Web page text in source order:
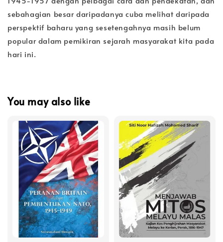
sebahagian besar daripadanya cuba melihat daripada
perspektif baharu yang sesetengahnya masih belum
popular dalam pemikiran sejarah masyarakat kita pada
hari ini.
You may also like